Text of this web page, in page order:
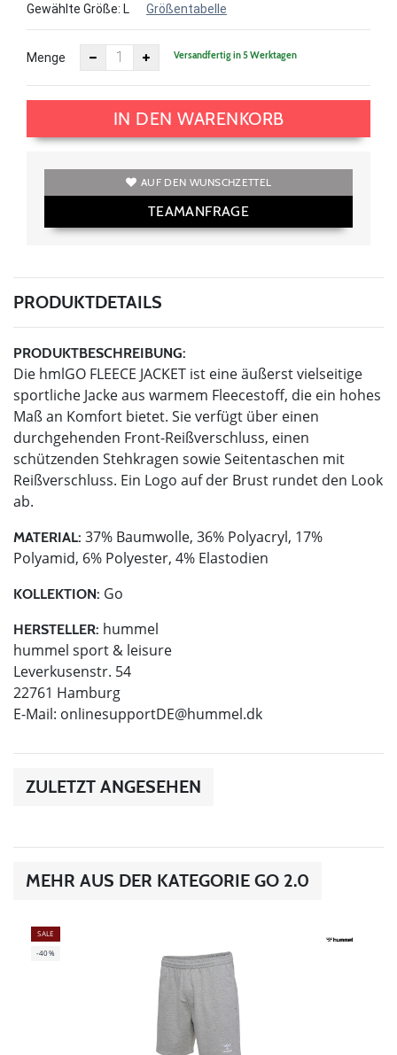
Gewählte Größe: L Größentabelle
Menge Versandfertig in 5 Werktagen
IN DEN WARENKORB
AUF DEN WUNSCHZETTEL
TEAMANFRAGE
PRODUKTDETAILS
PRODUKTBESCHREIBUNG:
Die hmlGO FLEECE JACKET ist eine äußerst vielseitige
sportliche Jacke aus warmem Fleecestoff, die ein hohes
Maß an Komfort bietet. Sie verfügt über einen
durchgehenden Front-Reißverschluss, einen
schützenden Stehkragen sowie Seitentaschen mit
Reißverschluss. Ein Logo auf der Brust rundet den Look
ab.
MATERIAL: 37% Baumwolle, 36% Polyacryl, 17%
Polyamid, 6% Polyester, 4% Elastodien
KOLLEKTION: Go
HERSTELLER: hummel
hummel sport & leisure
Leverkusenstr. 54
22761 Hamburg
E-Mail: onlinesupportDE@hummel.dk
ZULETZT ANGESEHEN
MEHR AUS DER KATEGORIE GO 2.0
SALE
-40%